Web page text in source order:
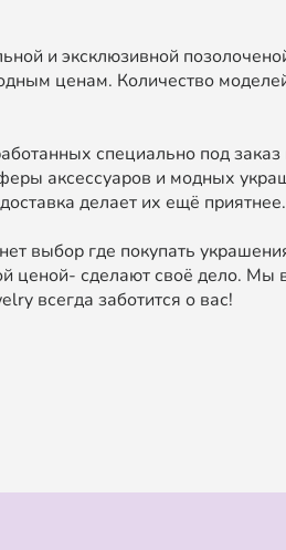
и эксклюзивной
ценам. Количество
специально под
аксессуаров и модных
делает их ещё приятнее.
выбор где покупать
ценой- сделают своё дело. Мы
всегда заботится о вас!